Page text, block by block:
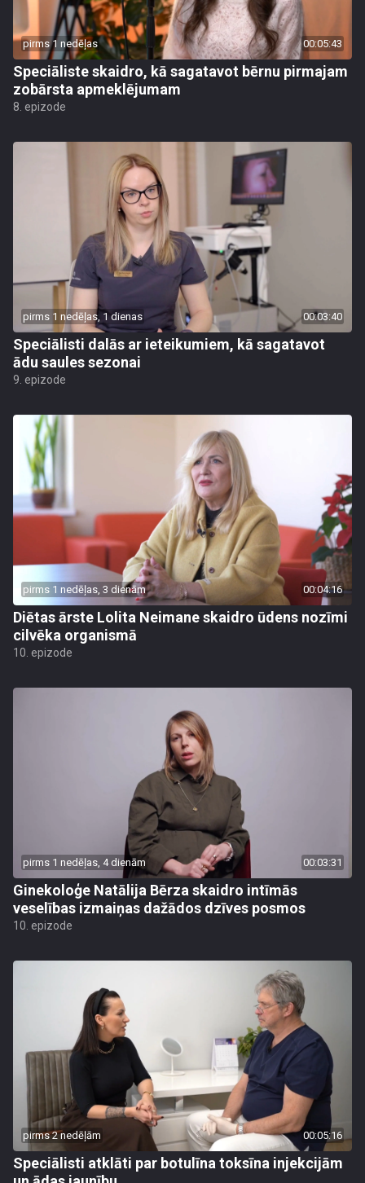
pirms 1 nedēļas 00:05:43
Speciāliste skaidro, kā sagatavot bērnu pirmajam
zobārsta apmeklējumam
8. epizode
pirms 1 nedēļas, 1 dienas 00:03:40
Speciālisti dalās ar ieteikumiem, kā sagatavot
ādu saules sezonai
9. epizode
pirms 1 nedēļas, 3 dienām 00:04:16
Diētas ārste Lolita Neimane skaidro ūdens nozīmi
cilvēka organismā
10. epizode
pirms 1 nedēļas, 4 dienām 00:03:31
Ginekoloģe Natālija Bērza skaidro intīmās
veselības izmaiņas dažādos dzīves posmos
10. epizode
pirms 2 nedēļām 00:05:16
Speciālisti atklāti par botulīna toksīna injekcijām